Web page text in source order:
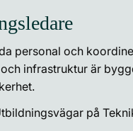
personal och
infrastruktur är
på